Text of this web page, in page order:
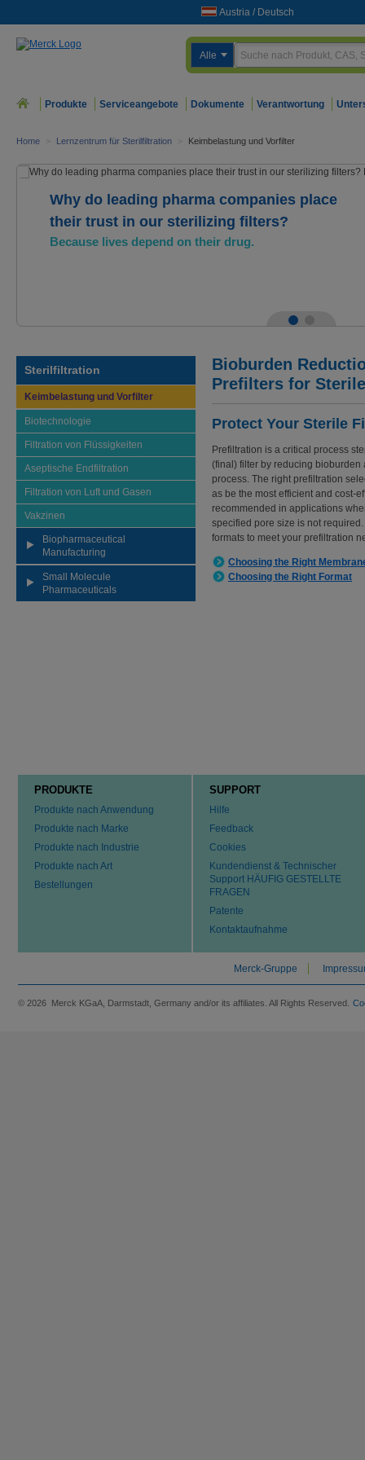
Austria / Deutsch
Alle
Produkte Serviceangebote Dokumente Verantwortung
Home > Lernzentrum für Sterilfiltration > Keimbelastung und Vorfilter
Why do leading pharma companies place
their trust in our sterilizing filters?
Because lives depend on their drug.
Sterilfiltration
Keimbelastung und Vorfilter
Biotechnologie
Filtration von Flüssigkeiten
Aseptische Endfiltration
Filtration von Luft und Gasen
Vakzinen
Biopharmaceutical
Manufacturing
Small Molecule
Pharmaceuticals
Bioburden
Prefilters for
Protect Your Sterile
Prefiltration is a critical process
(final) filter by reducing
process. The right prefiltration
as be the most efficient and cost-
recommended in applications
specified pore size is not
formats to meet your prefiltration
Choosing the Right
Choosing the Right Format
PRODUKTE
Produkte nach Anwendung
Produkte nach Marke
Produkte nach Industrie
Produkte nach Art
Bestellungen
SUPPORT
Hilfe
Feedback
Cookies
Kundendienst & Technischer
Support HÄUFIG GESTELLTE
FRAGEN
Patente
Kontaktaufnahme
Merck-Gruppe
© 2026 Merck KGaA, Darmstadt, Germany and/or its affiliates. All Rights Reserved.